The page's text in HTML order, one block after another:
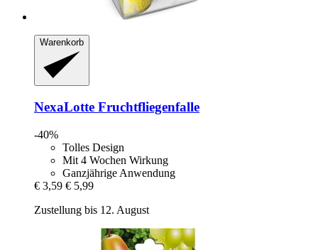
Warenkorb
NexaLotte Fruchtfliegenfalle
-40%
Tolles Design
Mit 4 Wochen Wirkung
Ganzjährige Anwendung
€ 3,59 € 5,99
Zustellung bis 12. August